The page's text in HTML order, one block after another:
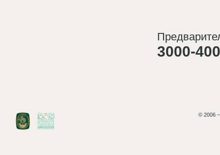
3000-
© 2006